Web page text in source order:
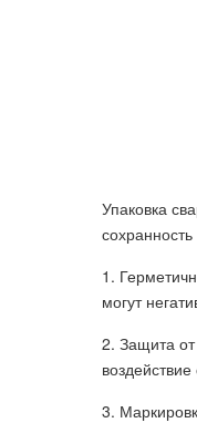
Упаковка
1.
могут
2. Защита от
3.